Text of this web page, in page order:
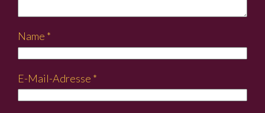
Name *
E-Mail-Adresse *